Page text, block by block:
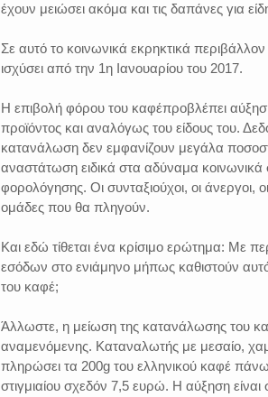
έχουν μειώσει ακόμα και τις δαπάνες για
Σε αυτό το κοινωνικά εκρηκτικά
ισχύσει από την 1η Ιανουαρίου του 2017.
Η επιβολή φόρου του καφέπροβλέπει
προϊόντος και αναλόγως του είδους του.
κατανάλωση δεν εμφανίζουν μεγάλα
αναστάτωση ειδικά στα αδύναμα
φορολόγησης. Οι συνταξιούχοι, οι άνεργοι,
ομάδες που θα πληγούν.
Και εδώ τίθεται ένα κρίσιμο ερώτημα: Με
εσόδων στο ενιάμηνο μήπως καθιστούν
του καφέ;
Άλλωστε, η μείωση της κατανάλωσης του
αναμενόμενης. Καταναλωτής με μεσαίο,
πληρώσει τα 200g του ελληνικού καφέ
στιγμιαίου σχεδόν 7,5 ευρώ. Η αύξηση